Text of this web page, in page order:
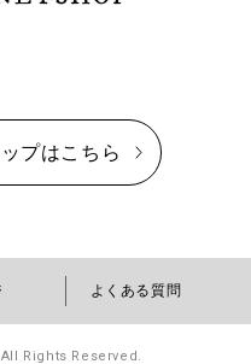
プはこちら
よくある質問
Rights Reserved.